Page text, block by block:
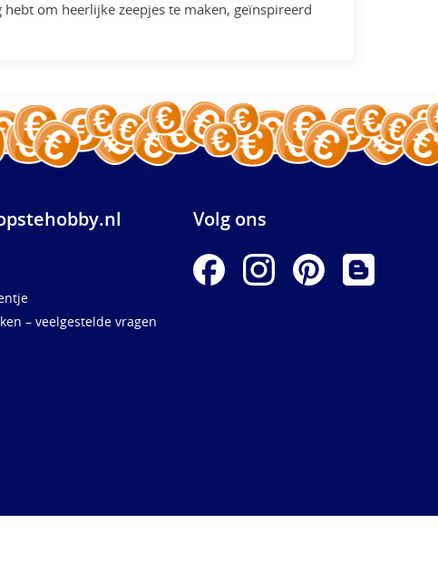
om heerlijke zeepjes te maken, geïnspireerd
– veelgestelde vragen
Volg ons